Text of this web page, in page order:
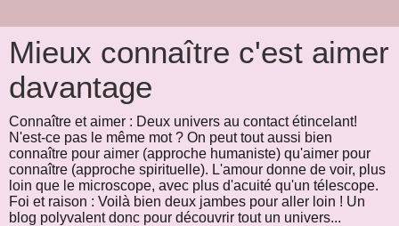
Mieux connaître c'est aimer
davantage
Connaître et aimer : Deux univers au contact étincelant!
N'est-ce pas le même mot ? On peut tout aussi bien
connaître pour aimer (approche humaniste) qu'aimer pour
connaître (approche spirituelle). L'amour donne de voir, plus
loin que le microscope, avec plus d'acuité qu'un télescope.
Foi et raison : Voilà bien deux jambes pour aller loin ! Un
blog polyvalent donc pour découvrir tout un univers...